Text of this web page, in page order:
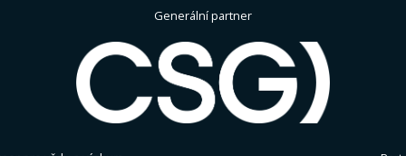
Generální partner